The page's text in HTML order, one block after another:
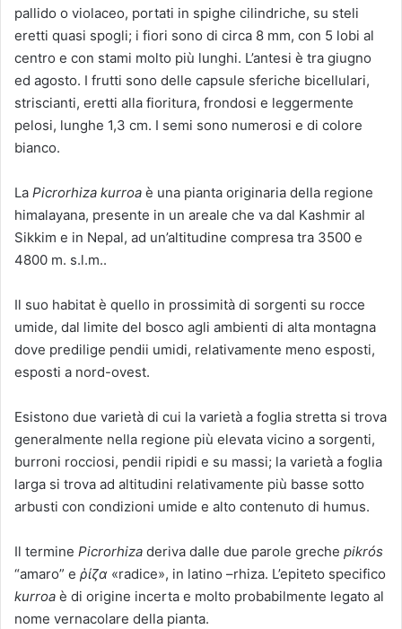
pallido o violaceo, portati in spighe cilindriche, su steli
eretti quasi spogli; i fiori sono di circa 8 mm, con 5 lobi al
centro e con stami molto più lunghi. L’antesi è tra giugno
ed agosto. I frutti sono delle capsule sferiche bicellulari,
striscianti, eretti alla fioritura, frondosi e leggermente
pelosi, lunghe 1,3 cm. I semi sono numerosi e di colore
bianco.
La Picrorhiza kurroa è una pianta originaria della regione
himalayana, presente in un areale che va dal Kashmir al
Sikkim e in Nepal, ad un’altitudine compresa tra 3500 e
4800 m. s.l.m..
Il suo habitat è quello in prossimità di sorgenti su rocce
umide, dal limite del bosco agli ambienti di alta montagna
dove predilige pendii umidi, relativamente meno esposti,
esposti a nord-ovest.
Esistono due varietà di cui la varietà a foglia stretta si trova
generalmente nella regione più elevata vicino a sorgenti,
burroni rocciosi, pendii ripidi e su massi; la varietà a foglia
larga si trova ad altitudini relativamente più basse sotto
arbusti con condizioni umide e alto contenuto di humus.
Il termine Picrorhiza deriva dalle due parole greche pikrós
“amaro” e ῥίζα «radice», in latino –rhiza. L’epiteto specifico
kurroa è di origine incerta e molto probabilmente legato al
nome vernacolare della pianta.